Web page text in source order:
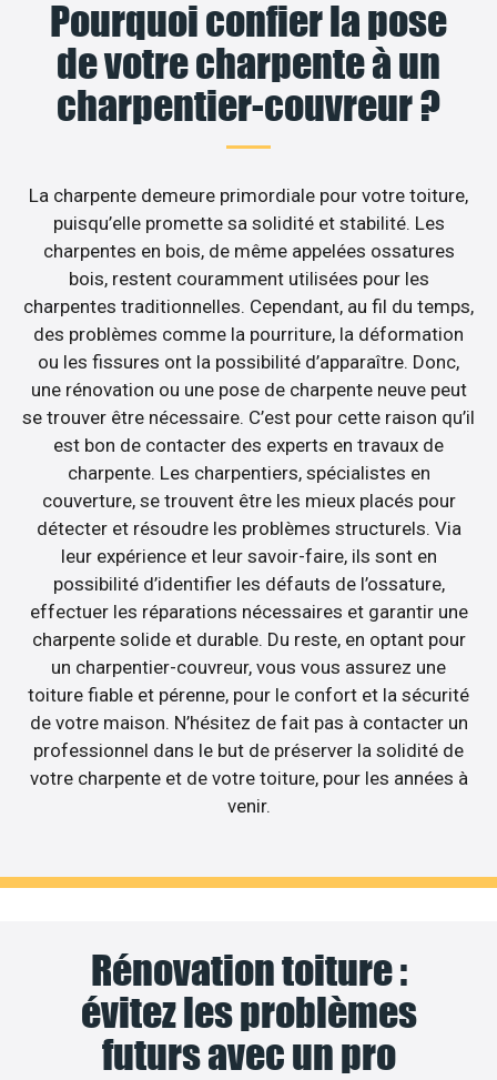
Pourquoi confier la pose
de votre charpente à un
charpentier-couvreur ?
La charpente demeure primordiale pour votre toiture,
puisqu’elle promette sa solidité et stabilité. Les
charpentes en bois, de même appelées ossatures
bois, restent couramment utilisées pour les
charpentes traditionnelles. Cependant, au fil du temps,
des problèmes comme la pourriture, la déformation
ou les fissures ont la possibilité d’apparaître. Donc,
une rénovation ou une pose de charpente neuve peut
se trouver être nécessaire. C’est pour cette raison qu’il
est bon de contacter des experts en travaux de
charpente. Les charpentiers, spécialistes en
couverture, se trouvent être les mieux placés pour
détecter et résoudre les problèmes structurels. Via
leur expérience et leur savoir-faire, ils sont en
possibilité d’identifier les défauts de l’ossature,
effectuer les réparations nécessaires et garantir une
charpente solide et durable. Du reste, en optant pour
un charpentier-couvreur, vous vous assurez une
toiture fiable et pérenne, pour le confort et la sécurité
de votre maison. N’hésitez de fait pas à contacter un
professionnel dans le but de préserver la solidité de
votre charpente et de votre toiture, pour les années à
venir.
Rénovation toiture :
évitez les problèmes
futurs avec un pro